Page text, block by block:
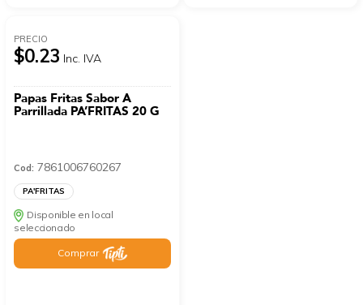
PRECIO
$0.23 Inc. IVA
Papas Fritas Sabor A
Parrillada PA’FRITAS 20 G
Cod: 7861006760267
PA'FRITAS
Disponible en local
seleccionado
Comprar